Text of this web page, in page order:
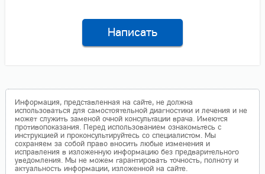
Написать
Информация, представленная на сайте, не должна
использоваться для самостоятельной диагностики и лечения и не
может служить заменой очной консультации врача. Имеются
противопоказания. Перед использованием ознакомьтесь с
инструкцией и проконсультируйтесь со специалистом. Мы
сохраняем за собой право вносить любые изменения и
исправления в изложенную информацию без предварительного
уведомления. Мы не можем гарантировать точность, полноту и
актуальность информации, изложенной на сайте.